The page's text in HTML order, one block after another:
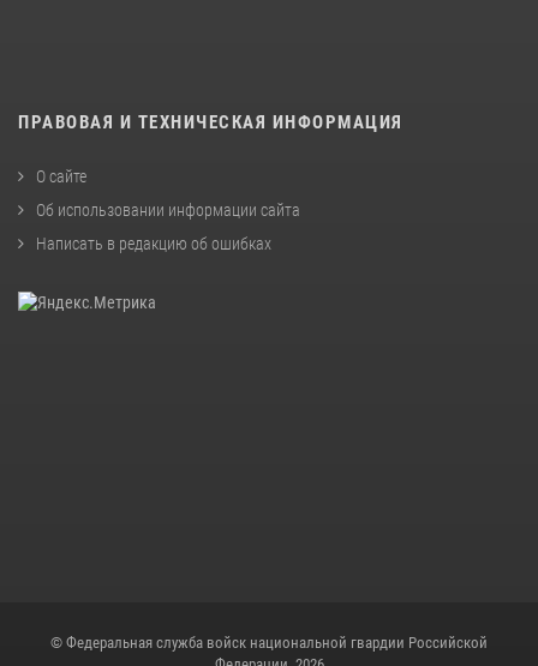
ПРАВОВАЯ И ТЕХНИЧЕСКАЯ ИНФОРМАЦИЯ
О сайте
Об использовании информации сайта
Написать в редакцию об ошибках
© Федеральная служба войск национальной гвардии Российской